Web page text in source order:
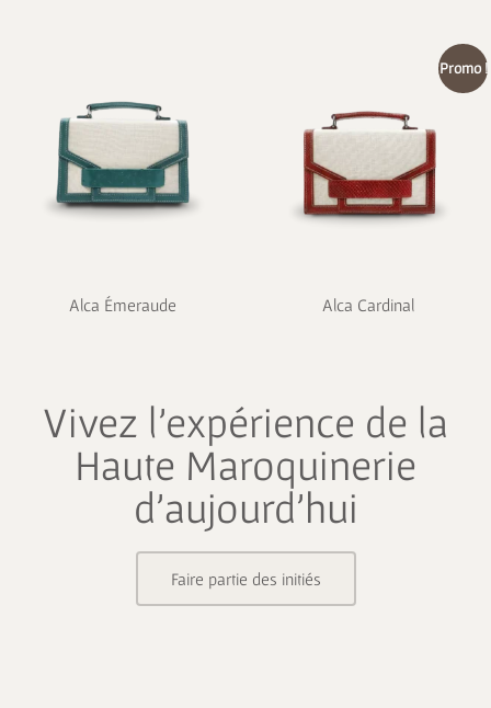
Alca Émeraude
Promo !
Alca Cardinal
Vivez l’expérience de la
Haute Maroquinerie
d’aujourd’hui
Faire partie des initiés